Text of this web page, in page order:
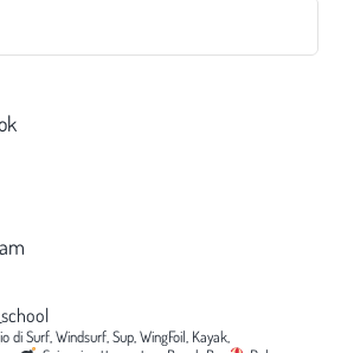
di Surf, Windsurf, Sup, WingFoil, Kayak,